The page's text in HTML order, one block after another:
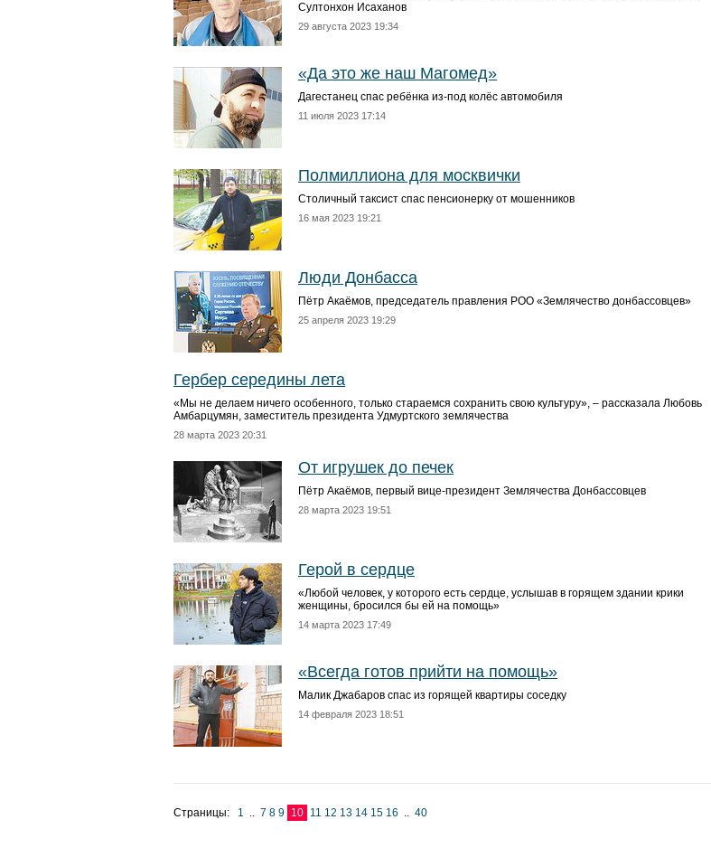
Султонхон Исаханов
29 августа 2023 19:34
«Да это же наш Магомед»
Дагестанец спас ребёнка из-под колёс автомобиля
11 июля 2023 17:14
Полмиллиона для москвички
Столичный таксист спас пенсионерку от мошенников
16 мая 2023 19:21
Люди Донбасса
Пётр Акаёмов, председатель правления РОО «Землячество донбассовцев»
25 апреля 2023 19:29
Гербер середины лета
«Мы не делаем ничего особенного, только стараемся сохранить свою культуру», – рассказала Любовь
Амбарцумян, заместитель президента Удмуртского землячества
28 марта 2023 20:31
От игрушек до печек
Пётр Акаёмов, первый вице-президент Землячества Донбассовцев
28 марта 2023 19:51
Герой в сердце
«Любой человек, у которого есть сердце, услышав в горящем здании крики
женщины, бросился бы ей на помощь»
14 марта 2023 17:49
«Всегда готов прийти на помощь»
Малик Джабаров спас из горящей квартиры соседку
14 февраля 2023 18:51
Страницы: 1 .. 7 8 9 10 11 12 13 14 15 16 .. 40